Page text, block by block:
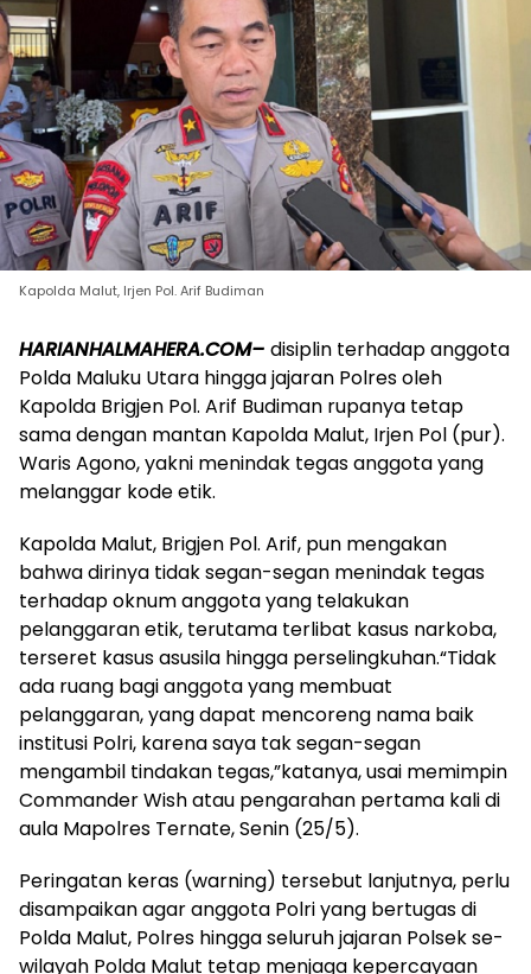
Kapolda Malut, Irjen Pol. Arif Budiman
HARIANHALMAHERA.COM– disiplin terhadap anggota
Polda Maluku Utara hingga jajaran Polres oleh
Kapolda Brigjen Pol. Arif Budiman rupanya tetap
sama dengan mantan Kapolda Malut, Irjen Pol (pur).
Waris Agono, yakni menindak tegas anggota yang
melanggar kode etik.
Kapolda Malut, Brigjen Pol. Arif, pun mengakan
bahwa dirinya tidak segan-segan menindak tegas
terhadap oknum anggota yang telakukan
pelanggaran etik, terutama terlibat kasus narkoba,
terseret kasus asusila hingga perselingkuhan.“Tidak
ada ruang bagi anggota yang membuat
pelanggaran, yang dapat mencoreng nama baik
institusi Polri, karena saya tak segan-segan
mengambil tindakan tegas,”katanya, usai memimpin
Commander Wish atau pengarahan pertama kali di
aula Mapolres Ternate, Senin (25/5).
Peringatan keras (warning) tersebut lanjutnya, perlu
disampaikan agar anggota Polri yang bertugas di
Polda Malut, Polres hingga seluruh jajaran Polsek se-
wilayah Polda Malut tetap menjaga kepercayaan